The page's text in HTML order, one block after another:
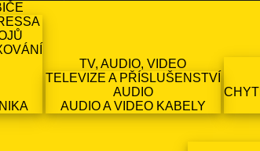
TV, AUDIO, VIDEO
TELEVIZE A PŘÍSLUŠENSTVÍ
AUDIO
AUDIO A VIDEO KABELY